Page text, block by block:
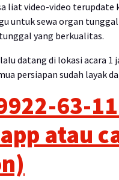
liat video-video
untuk sewa organ
yang berkualitas.
datang di lokasi acara 1
persiapan sudah layak
63-
atau